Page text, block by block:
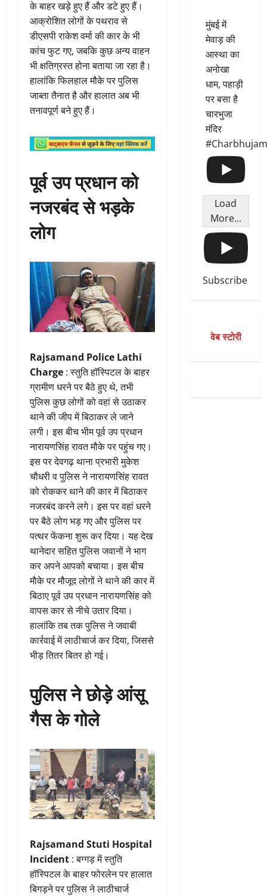
के बाहर खड़े हुए हैं और डटे हुए हैं।
आक्रोशित लोगों के पथराव से
डीएसपी राकेश वर्मा की कार के भी
कांच फुट गए, जबकि कुछ अन्य वाहन
भी क्षतिग्रस्त होना बताया जा रहा है।
हालांकि फिलहाल मौके पर पुलिस
जाब्ता तैनात है और हालात अब भी
तनावपूर्ण बने हुए हैं।
पूर्व उप प्रधान को
नजरबंद से भड़के
लोग
Rajsamand Police Lathi
Charge : स्तुति हॉस्पिटल के बाहर
ग्रामीण धरने पर बैठे हुए थे, तभी
पुलिस कुछ लोगों को वहां से उठाकर
थाने की जीप में बिठाकर ले जाने
लगी। इस बीच भीम पूर्व उप प्रधान
नारायणसिंह रावत मौके पर पहुंच गए।
इस पर देवगढ़ थाना प्रभारी मुकेश
चौधरी व पुलिस ने नारायणसिंह रावत
को रोककर थाने की कार में बिठाकर
नजरबंद करने लगे। इस पर वहां धरने
पर बैठे लोग भड़ गए और पुलिस पर
पत्थर फेंकना शुरू कर दिया। यह देख
थानेदार सहित पुलिस जवानों ने भाग
कर अपने आपको बचाया। इस बीच
माैके पर मौजूद लोगों ने थाने की कार में
बिठाए पूर्व उप प्रधान नारायणसिंह को
वापस कार से नीचे उतार दिया।
हालांकि तब तक पुलिस ने जवाबी
कार्रवाई में लाठीचार्ज कर दिया, जिससे
भीड़ तितर बितर हो गई।
पुलिस ने छोड़े आंसू
गैस के गोले
Rajsamand Stuti Hospital
Incident : बग्गड़ में स्तुति
हॉस्पिटल के बाहर फोरलेन पर हालात
बिगड़ने पर पुलिस ने लाठीचार्ज
मुंबई में
मेवाड़ की
आस्था का
अनोखा
धाम, पहाड़ी
पर बसा है
चारभुजा
मंदिर
Load
More...
Subscribe
वेब स्टोरी